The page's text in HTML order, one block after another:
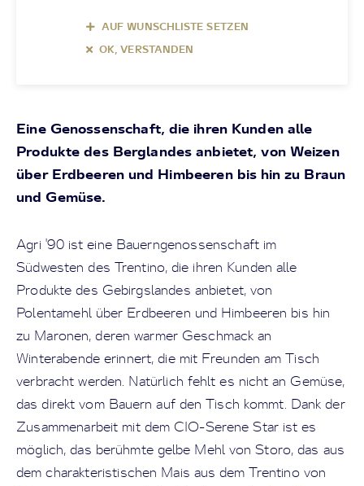
AUF WUNSCHLISTE SETZEN
OK, VERSTANDEN
Eine Genossenschaft, die ihren Kunden alle
Produkte des Berglandes anbietet, von Weizen
über Erdbeeren und Himbeeren bis hin zu Braun
und Gemüse.
Agri '90 ist eine Bauerngenossenschaft im
Südwesten des Trentino, die ihren Kunden alle
Produkte des Gebirgslandes anbietet, von
Polentamehl über Erdbeeren und Himbeeren bis hin
zu Maronen, deren warmer Geschmack an
Winterabende erinnert, die mit Freunden am Tisch
verbracht werden. Natürlich fehlt es nicht an Gemüse,
das direkt vom Bauern auf den Tisch kommt. Dank der
Zusammenarbeit mit dem CIO-Serene Star ist es
möglich, das berühmte gelbe Mehl von Storo, das aus
dem charakteristischen Mais aus dem Trentino von